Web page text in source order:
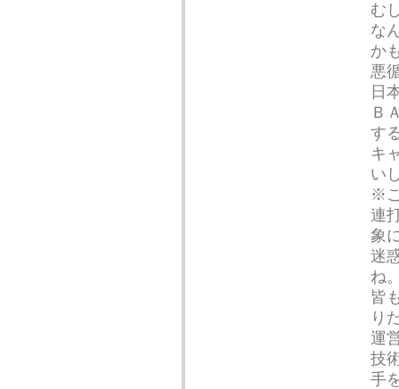
む
な
か
悪
日
Ｂ
す
キ
い
※
連
象
迷
ね
皆
り
運
技
手